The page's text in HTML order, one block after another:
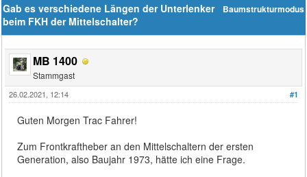
Baumstrukturmodus
Gab es verschiedene Längen der Unterlenker
beim FKH der Mittelschalter?
MB 1400
Stammgast
#1
26.02.2021, 12:14
Guten Morgen Trac Fahrer!
Zum Frontkraftheber an den Mittelschaltern der ersten
Generation, also Baujahr 1973, hätte ich eine Frage.